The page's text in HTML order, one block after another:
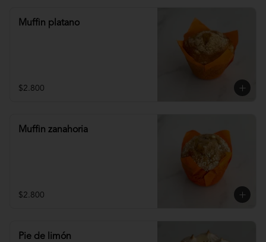
Muffin platano
$2.800
Muffin zanahoria
$2.800
Pie de limón